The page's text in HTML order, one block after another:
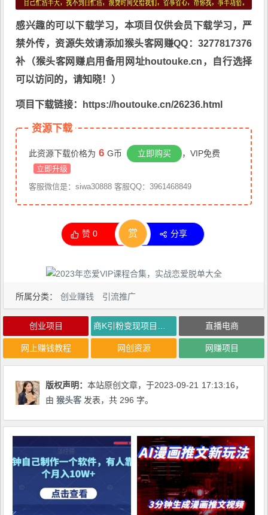
感兴趣的可以下载学习，本项目仅供会员下载学习，严
禁外传，资源失效请添加猴头客网赚QQ：3277817376
补（猴头客网赚启用备用网址houtouke.cn，自行选择
可以访问的，请知晓！）
项目下载链接：https://houtouke.cn/26236.html
资源下载
此资源下载价格为 6 G币 立即购买 ，VIP免费
立即升级
客服微信是：siwa30888 客服QQ：3961468849
赞0 赏 分享
所属分类： 创业赚钱 引流推广
创业项目 直播电商
网上赚钱教程 网创资源 网赚项目
版权声明：本站原创文章，于2023-09-21 17:13:16，
由猴头客 发表，共 296 字。